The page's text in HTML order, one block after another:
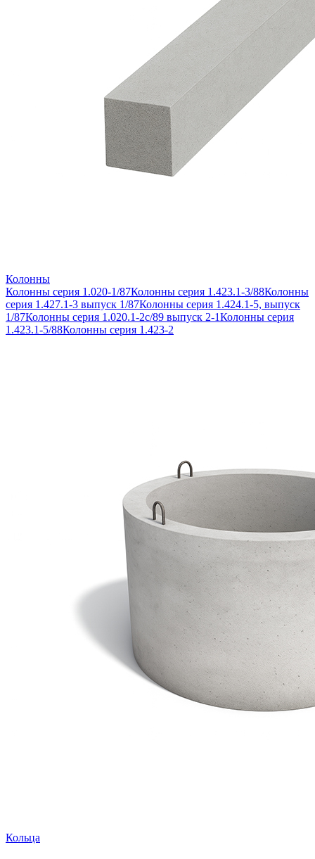
Колонны
Колонны серия 1.020-1/87Колонны серия 1.423.1-3/88Колонны
серия 1.427.1-3 выпуск 1/87Колонны серия 1.424.1-5, выпуск
1/87Колонны серия 1.020.1-2с/89 выпуск 2-1Колонны серия
1.423.1-5/88Колонны серия 1.423-2
Кольца